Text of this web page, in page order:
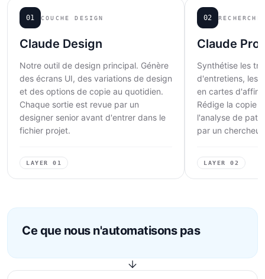
01 COUCHE DESIGN
Claude Design
Notre outil de design principal. Génère
des écrans UI, des variations de design
et des options de copie au quotidien.
Chaque sortie est revue par un
designer senior avant d'entrer dans le
fichier projet.
LAYER 01
02
Claude
Synthétise les
d'entretiens, les
en cartes
Rédige la copie
l'analyse de
par un chercheur
LAYER 02
Ce que nous n'automatisons pas